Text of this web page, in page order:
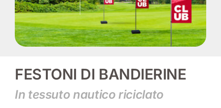
FESTONI DI BANDIERINE
In tessuto nautico riciclato